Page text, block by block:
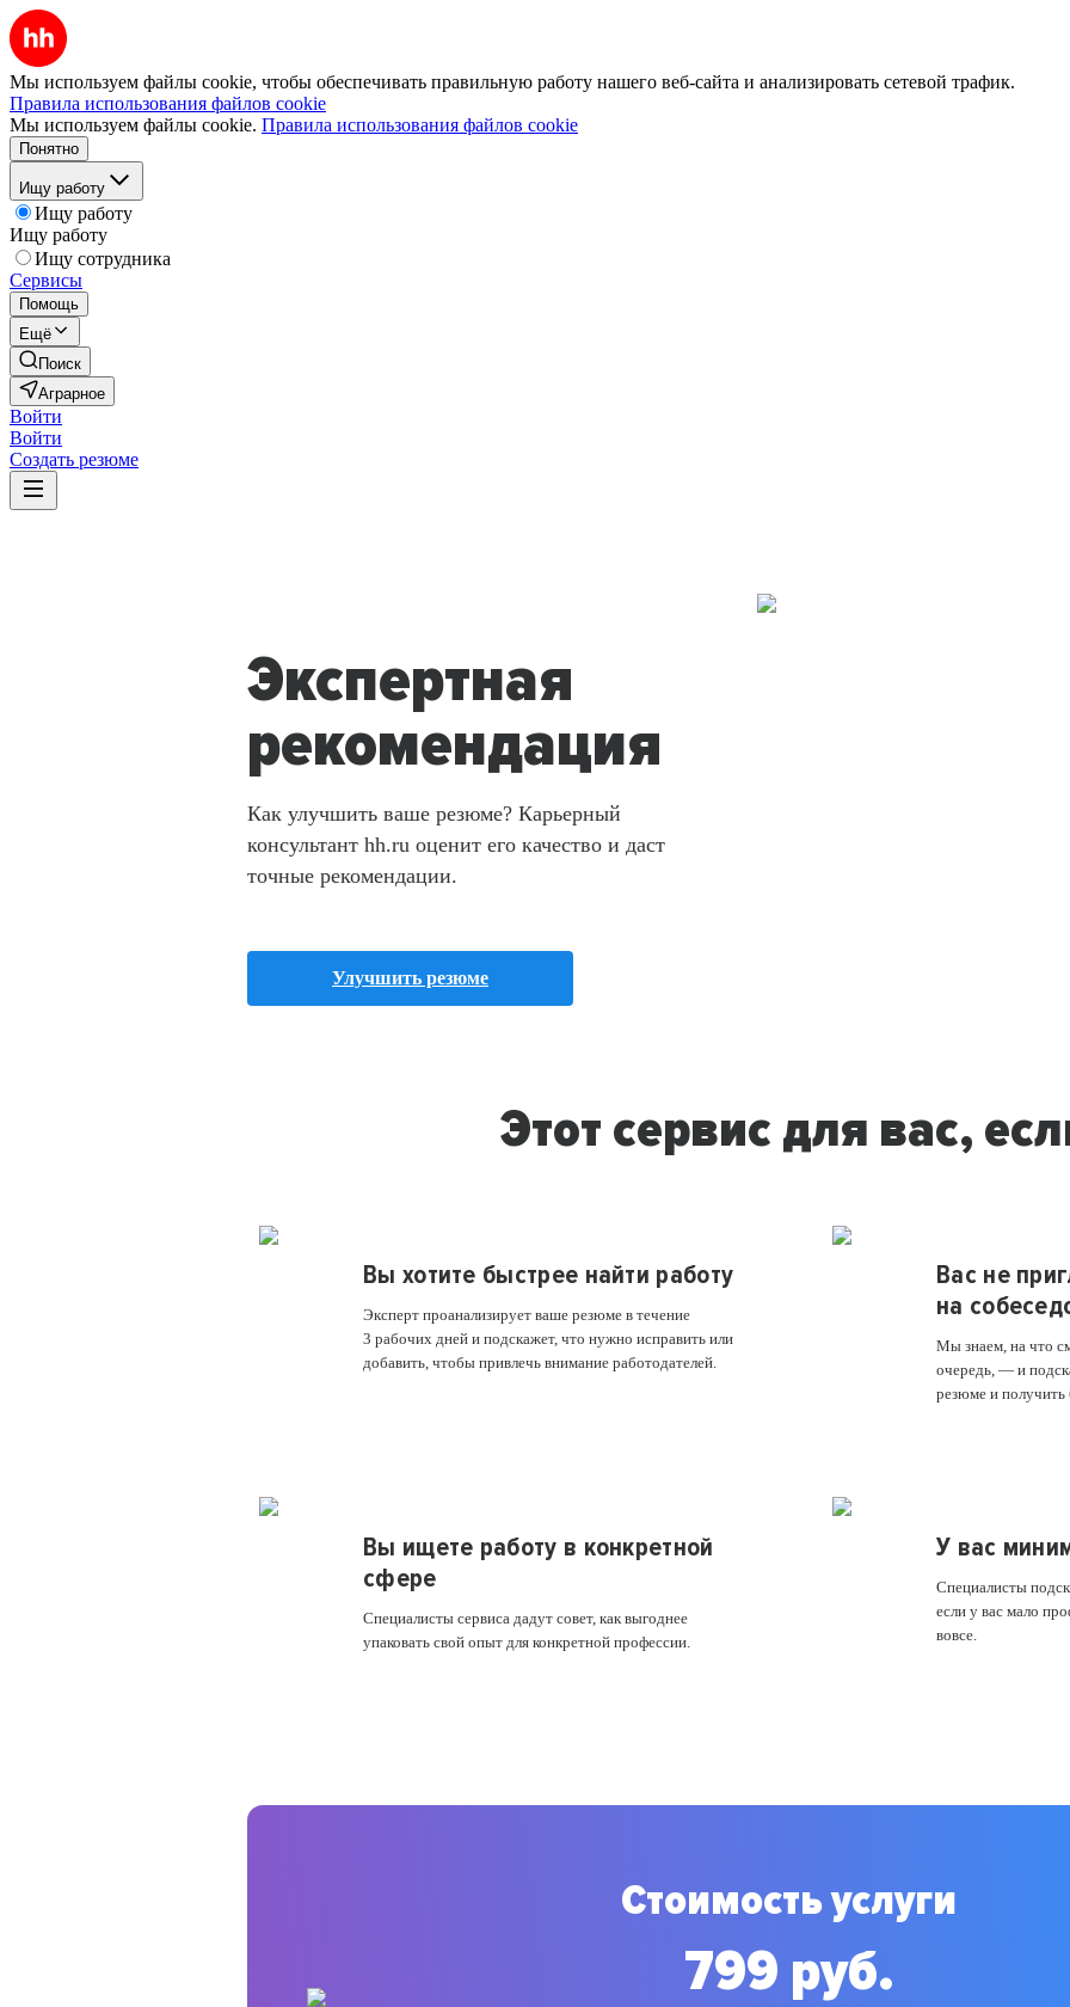
Мы используем файлы cookie, чтобы обеспечивать правильную работу нашего веб-сайта и анализировать сетевой трафик.
Правила использования файлов cookie
Мы используем файлы cookie. Правила использования файлов cookie
Понятно
Ищу работу
Ищу работу
Ищу работу
Ищу сотрудника
Сервисы
Помощь
Ещё
Поиск
Аграрное
Войти
Войти
Создать резюме
Экспертная
рекомендация
Как улучшить ваше резюме? Карьерный
консультант hh.ru оценит его качество и даст
точные рекомендации.
Улучшить резюме
Этот сервис для вас,
Вы хотите быстрее найти работу
Эксперт проанализирует ваше резюме в течение
3 рабочих дней и подскажет, что нужно исправить или
добавить, чтобы привлечь внимание работодателей.
Вас не
на
Мы знаем, на что
очередь, — и
резюме и
Вы ищете работу в конкретной
сфере
Специалисты сервиса дадут совет, как выгоднее
упаковать свой опыт для конкретной профессии.
У вас
Специалисты
если у вас мало
вовсе.
Стоимость услуги
799 руб.